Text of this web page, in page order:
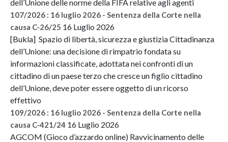
dell’Unione delle norme della FIFA relative agli agenti
107/2026 : 16 luglio 2026 - Sentenza della Corte nella
causa C-26/25 16 Luglio 2026
[Bukla] Spazio di libertà, sicurezza e giustizia Cittadinanza
dell’Unione: una decisione di rimpatrio fondata su
informazioni classificate, adottata nei confronti di un
cittadino di un paese terzo che cresce un figlio cittadino
dell’Unione, deve poter essere oggetto di un ricorso
effettivo
109/2026 : 16 luglio 2026 - Sentenza della Corte nella
causa C-421/24 16 Luglio 2026
AGCOM (Gioco d’azzardo online) Ravvicinamento delle